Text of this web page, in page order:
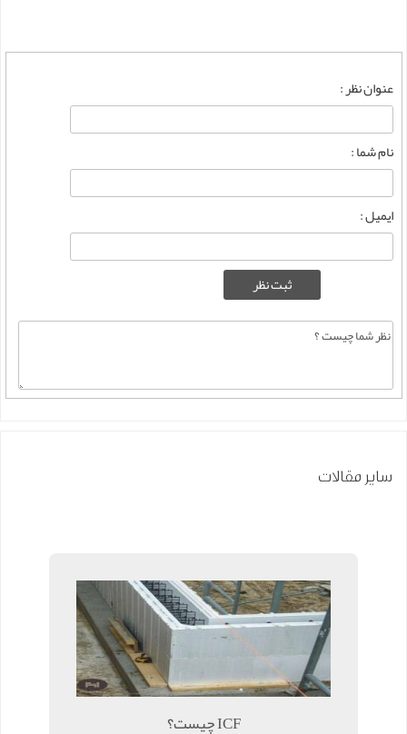
عنوان نظر :
نام شما :
ایمیل :
سایر مقالات
ICF چیست؟